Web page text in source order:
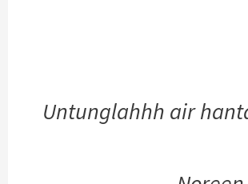
Untunglahhh air